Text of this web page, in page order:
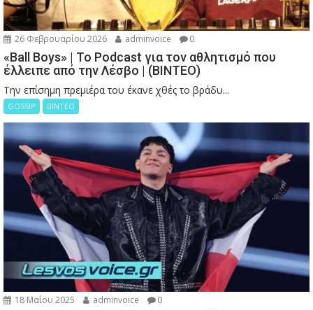
26 Φεβρουαρίου 2026 adminvoice 0
«Ball Boys» | Το Podcast για τον αθλητισμό που
έλλειπε από την Λέσβο | (ΒΙΝΤΕΟ)
Την επίσημη πρεμιέρα του έκανε χθές το βράδυ...
GOSSIP ΒΙΝΤΕΟ
18 Μαΐου 2025 adminvoice 0